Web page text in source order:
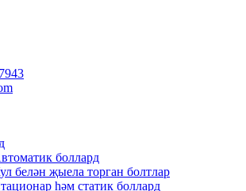
боллард
белән җыела торган болтлар
һәм статик боллард